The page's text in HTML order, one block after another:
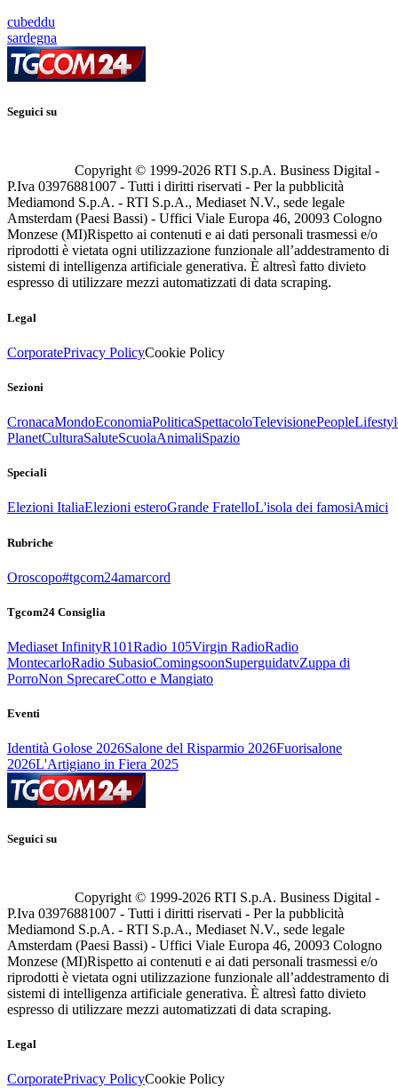
cubeddu
sardegna
Seguici su
Copyright © 1999-2026 RTI S.p.A. Business Digital -
P.Iva 03976881007 - Tutti i diritti riservati - Per la pubblicità
Mediamond S.p.A. - RTI S.p.A., Mediaset N.V., sede legale
Amsterdam (Paesi Bassi) - Uffici Viale Europa 46, 20093 Cologno
Monzese (MI)Rispetto ai contenuti e ai dati personali trasmessi e/o
riprodotti è vietata ogni utilizzazione funzionale all’addestramento di
sistemi di intelligenza artificiale generativa. È altresì fatto divieto
espresso di utilizzare mezzi automatizzati di data scraping.
Legal
CorporatePrivacy PolicyCookie Policy
Sezioni
CronacaMondoEconomiaPoliticaSpettacoloTelevisionePeople
PlanetCulturaSaluteScuolaAnimaliSpazio
Speciali
Elezioni ItaliaElezioni esteroGrande FratelloL'isola dei famosiAmici
Rubriche
Oroscopo#tgcom24amarcord
Tgcom24 Consiglia
Mediaset InfinityR101Radio 105Virgin RadioRadio
MontecarloRadio SubasioComingsoonSuperguidatvZuppa di
PorroNon SprecareCotto e Mangiato
Eventi
Identità Golose 2026Salone del Risparmio 2026Fuorisalone
2026L'Artigiano in Fiera 2025
Seguici su
Copyright © 1999-2026 RTI S.p.A. Business Digital -
P.Iva 03976881007 - Tutti i diritti riservati - Per la pubblicità
Mediamond S.p.A. - RTI S.p.A., Mediaset N.V., sede legale
Amsterdam (Paesi Bassi) - Uffici Viale Europa 46, 20093 Cologno
Monzese (MI)Rispetto ai contenuti e ai dati personali trasmessi e/o
riprodotti è vietata ogni utilizzazione funzionale all’addestramento di
sistemi di intelligenza artificiale generativa. È altresì fatto divieto
espresso di utilizzare mezzi automatizzati di data scraping.
Legal
CorporatePrivacy PolicyCookie Policy